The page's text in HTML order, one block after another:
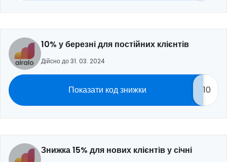
10% у березні для постійних клієнтів
Дійсно до 31. 03. 2024
Показати код знижки 10
Знижка 15% для нових клієнтів у січні